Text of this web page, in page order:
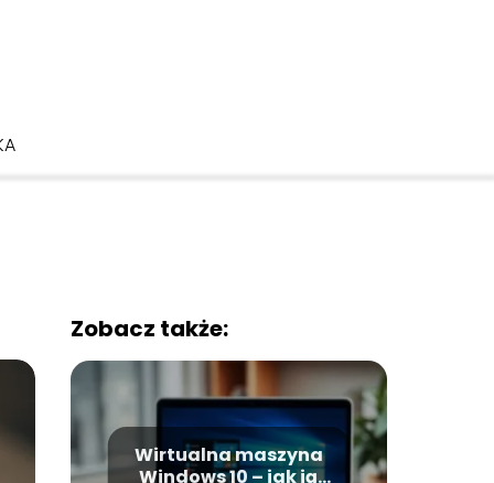
Zobacz także:
Wirtualna maszyna
Windows 10 – jak ją